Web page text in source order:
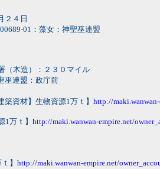
２４日
01：藻女：神聖巫連盟
（木造）：２３０マイル
巫連盟：政庁前
築資材】生物資源1万ｔ】 http://
1万ｔ】 http://maki.wanwan-empire.net/
】 http://maki.wanwan-empire.net/